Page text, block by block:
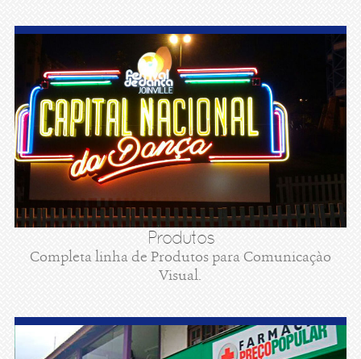
Produtos
Completa linha de Produtos para Comunicaçào
Visual.